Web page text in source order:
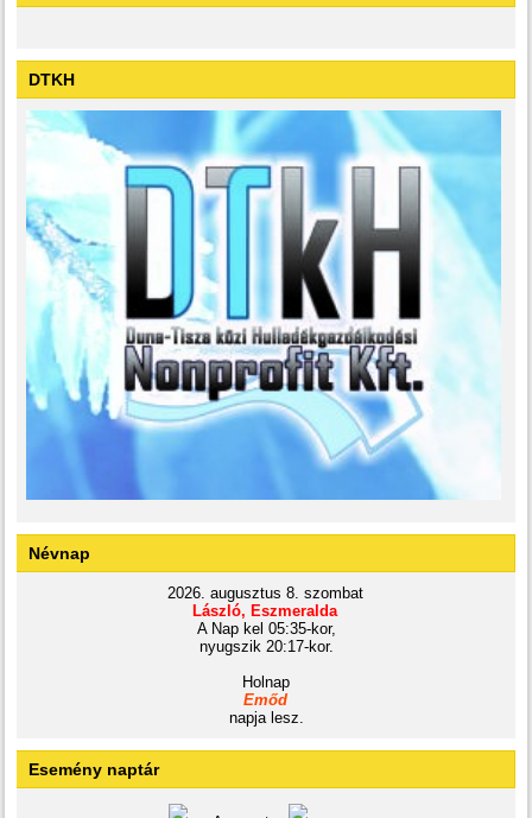
DTKH
Névnap
2026. augusztus 8. szombat
László, Eszmeralda
A Nap kel 05:35-kor,
nyugszik 20:17-kor.
Holnap
Emőd
napja lesz.
Esemény naptár